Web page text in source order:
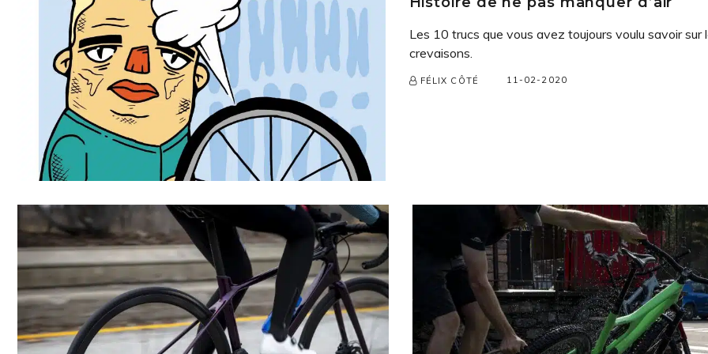
Les 10 trucs que vous avez toujours voulu savoir sur
crevaisons.
FÉLIX CÔTÉ 11-02-2020